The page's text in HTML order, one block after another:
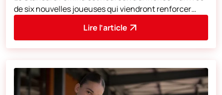
de six nouvelles joueuses qui viendront renforcer
Lire l’article